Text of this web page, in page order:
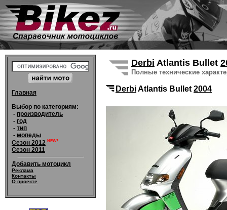
Главная
Выбор по категориям:
- производитель
- год
- тип
- мопеды
Сезон 2012 NEW!
Сезон 2011
Добавить мотоцикл
Реклама
Контакты
О проекте
Derbi Atlantis Bullet
Полные технические
DerbiAtlantis Bullet 2004